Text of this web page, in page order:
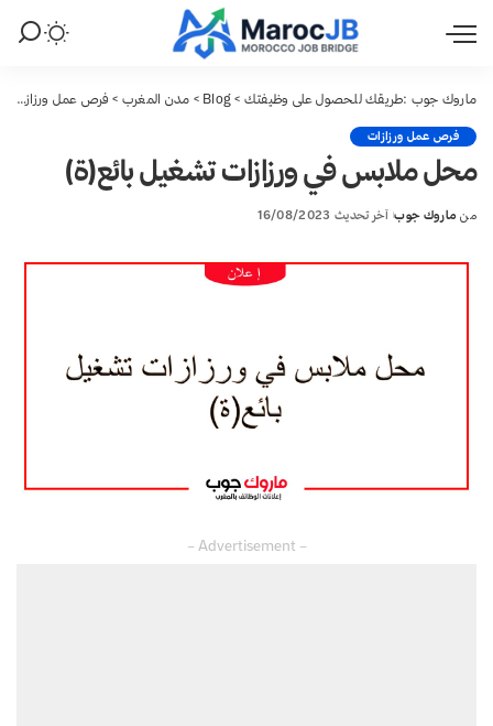
ماروك جوب :طريقك للحصول على وظيفتك >
Blog
> مدن المغرب > فرص عمل ورزازات
فرص عمل ورزازات
محل ملابس في ورزازات تشغيل بائع(ة)
Posted
من ماروك جوب آخر تحديث 16/08/2023
– Advertisement –